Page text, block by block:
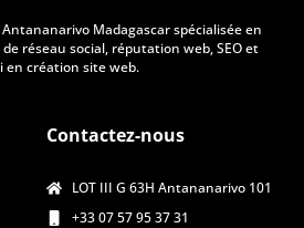
Madagascar spécialisée en
réseau social, réputation web, SEO et
en création site web.
Contactez-nous
LOT III G 63H Antananarivo 101
+33 07 57 95 37 31